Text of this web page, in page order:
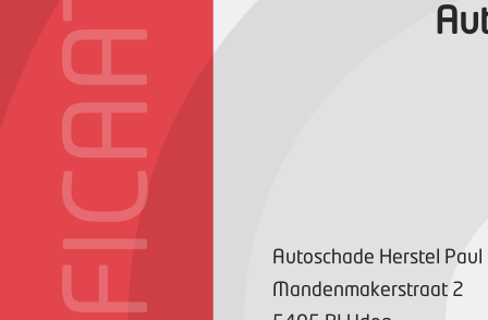
Autoschade Herstel Paul
Mandenmakerstraat 2